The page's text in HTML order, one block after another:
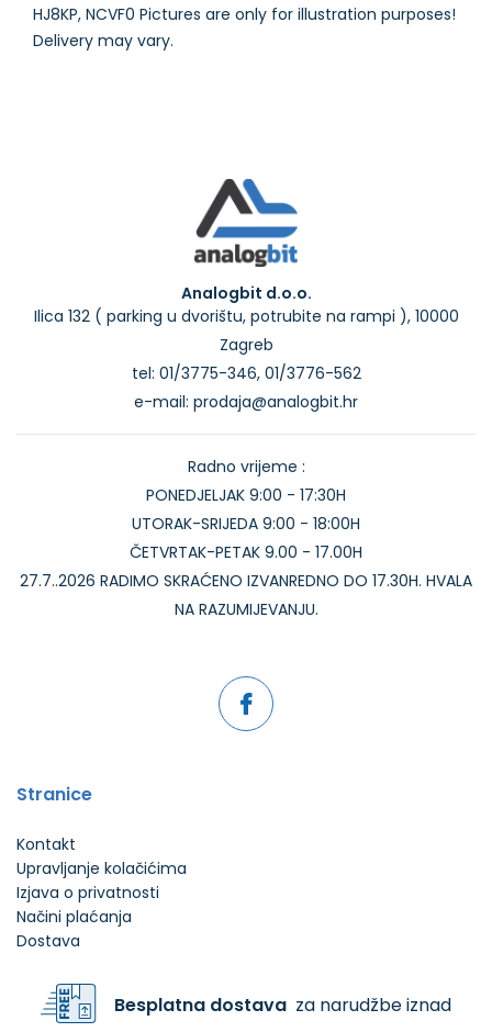
HJ8KP, NCVF0 Pictures are only for illustration purposes!
Analogbit d.o.o.
Ilica 132 ( parking u dvorištu, potrubite na rampi ), 10000
Zagreb
tel: 01/3775-346, 01/3776-562
e-mail: prodaja@analogbit.hr
Radno vrijeme :
PONEDJELJAK 9:00 - 17:30H
UTORAK-SRIJEDA 9:00 - 18:00H
ČETVRTAK-PETAK 9.00 - 17.00H
27.7..2026 RADIMO SKRAĆENO IZVANREDNO DO 17.30H. HVALA
NA RAZUMIJEVANJU.
Stranice
Kontakt
Upravljanje kolačićima
Izjava o privatnosti
Načini plaćanja
Dostava
Besplatna dostavaza narudžbe iznad